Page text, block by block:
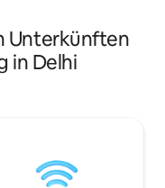
oder
Aufenthalts
Unterkünften
in Delhi